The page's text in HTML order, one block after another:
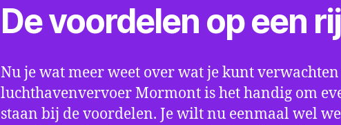
De voordelen op een
Nu je wat meer weet over wat je kunt
luchthavenvervoer Mormont is het handig om
staan bij de voordelen. Je wilt nu eenmaal wel